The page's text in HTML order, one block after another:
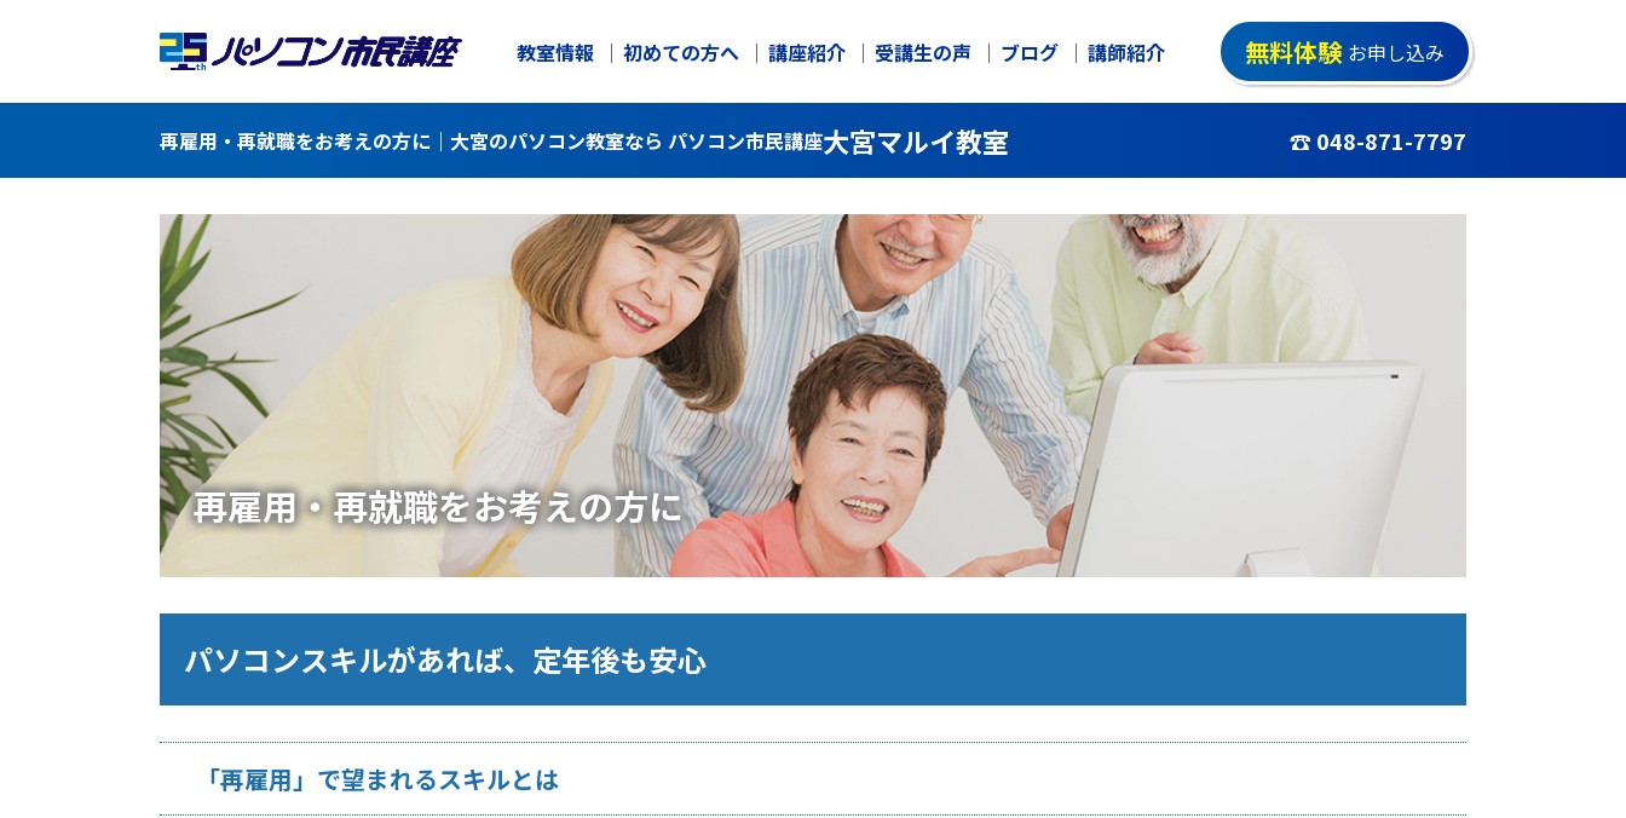
教室情報 初めての方へ 講座紹介 受講生の声 ブログ 講師紹介 無料体験 お申し込み
再雇用・再就職をお考えの方に｜大宮のパソコン教室なら パソコン市民講座大宮マルイ教室 ☎ 048-871-7797
再雇用・再就職をお考えの方に
パソコンスキルがあれば、定年後も安心
「再雇用」で望まれるスキルとは